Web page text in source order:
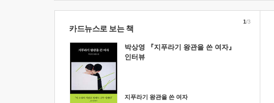
카드뉴스로 보는 책
박상영 『지푸라기 왕관을 쓴 여자』
인터뷰
지푸라기 왕관을 쓴 여자
1/3